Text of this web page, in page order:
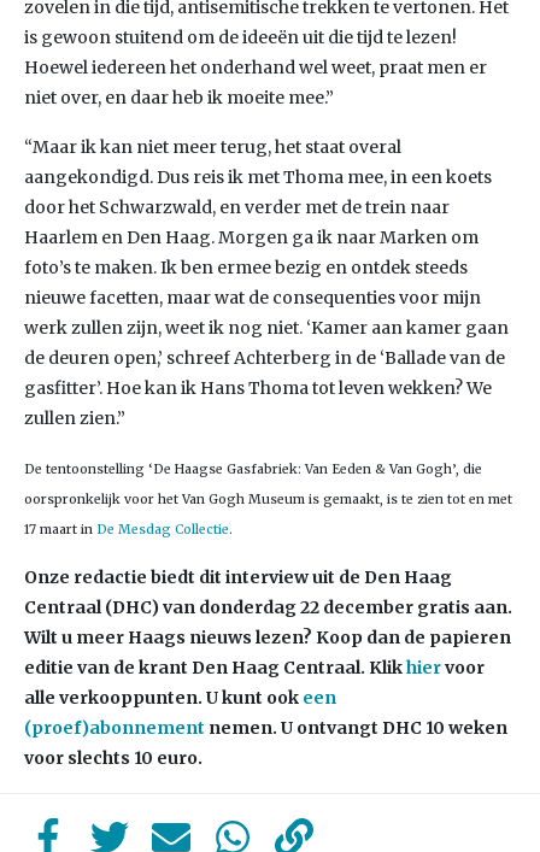
zovelen in die tijd, antisemitische trekken te vertonen. Het
is gewoon stuitend om de ideeën uit die tijd te lezen!
Hoewel iedereen het onderhand wel weet, praat men er
niet over, en daar heb ik moeite mee.”
“Maar ik kan niet meer terug, het staat overal
aangekondigd. Dus reis ik met Thoma mee, in een koets
door het Schwarzwald, en verder met de trein naar
Haarlem en Den Haag. Morgen ga ik naar Marken om
foto’s te maken. Ik ben ermee bezig en ontdek steeds
nieuwe facetten, maar wat de consequenties voor mijn
werk zullen zijn, weet ik nog niet. ‘Kamer aan kamer gaan
de deuren open,’ schreef Achterberg in de ‘Ballade van de
gasfitter’. Hoe kan ik Hans Thoma tot leven wekken? We
zullen zien.”
De tentoonstelling ‘De Haagse Gasfabriek: Van Eeden & Van Gogh’, die
oorspronkelijk voor het Van Gogh Museum is gemaakt, is te zien tot en met
17 maart in De Mesdag Collectie.
Onze redactie biedt dit interview uit de Den Haag
Centraal (DHC) van donderdag 22 december gratis aan.
Wilt u meer Haags nieuws lezen? Koop dan de papieren
editie van de krant Den Haag Centraal. Klikhiervoor
alle verkooppunten. U kunt ook een
(proef)abonnement nemen. U ontvangt DHC 10 weken
voor slechts 10 euro.